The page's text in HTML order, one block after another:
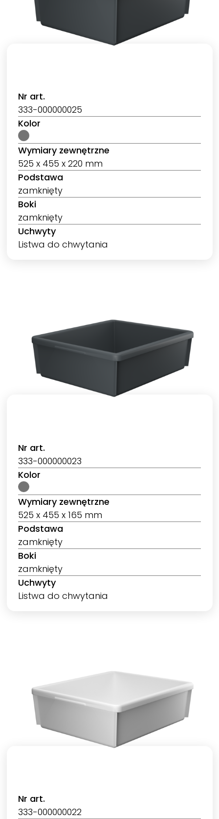
Nr art.
333-000000025
Kolor
Wymiary zewnętrzne
525 x 455 x 220 mm
Podstawa
zamknięty
Boki
zamknięty
Uchwyty
Listwa do chwytania
Nr art.
333-000000023
Kolor
Wymiary zewnętrzne
525 x 455 x 165 mm
Podstawa
zamknięty
Boki
zamknięty
Uchwyty
Listwa do chwytania
Nr art.
333-000000022